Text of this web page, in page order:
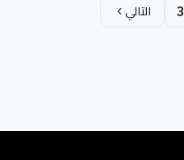
3 التالي